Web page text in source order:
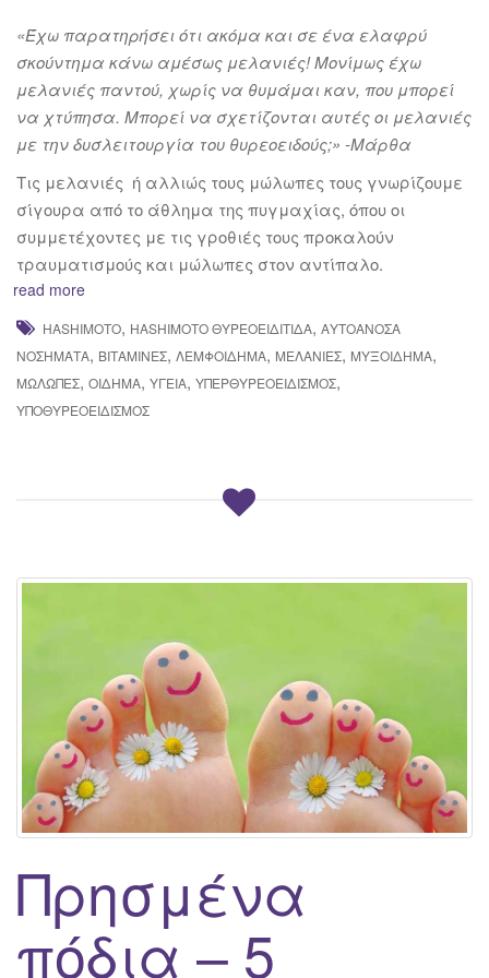
«Έχω παρατηρήσει ότι ακόμα και σε ένα ελαφρύ
σκούντημα κάνω αμέσως μελανιές! Μονίμως έχω
μελανιές παντού, χωρίς να θυμάμαι καν, που μπορεί
να χτύπησα. Μπορεί να σχετίζονται αυτές οι μελανιές
με την δυσλειτουργία του θυρεοειδούς;» -Μάρθα
Τις μελανιές ή αλλιώς τους μώλωπες τους γνωρίζουμε
σίγουρα από το άθλημα της πυγμαχίας, όπου οι
συμμετέχοντες με τις γροθιές τους προκαλούν
τραυματισμούς και μώλωπες στον αντίπαλο.
read more
HASHIMOTO, HASHIMOTO ΘΥΡΕΟΕΙΔΊΤΙΔΑ, ΑΥΤΟΆΝΟΣΑ
ΝΟΣΉΜΑΤΑ, ΒΙΤΑΜΊΝΕΣ, ΛΕΜΦΟΊΔΗΜΑ, ΜΕΛΑΝΙΈΣ, ΜΥΞΟΊΔΗΜΑ,
ΜΏΛΩΠΕΣ, ΟΊΔΗΜΑ, ΥΓΕΊΑ, ΥΠΕΡΘΥΡΕΟΕΙΔΙΣΜΌΣ,
ΥΠΟΘΥΡΕΟΕΙΔΙΣΜΌΣ
Πρησμένα
πόδια – 5